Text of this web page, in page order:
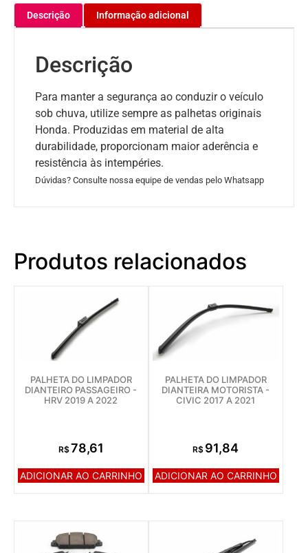
Descrição Informação adicional
Descrição
Para manter a segurança ao conduzir o veículo
sob chuva, utilize sempre as palhetas originais
Honda. Produzidas em material de alta
durabilidade, proporcionam maior aderência e
resistência às intempéries.
Dúvidas? Consulte nossa equipe de vendas pelo Whatsapp
Produtos relacionados
PALHETA DO LIMPADOR
DIANTEIRO PASSAGEIRO -
HRV 2019 A 2022
R$78,61
ADICIONAR AO CARRINHO
PALHETA DO LIMPADOR
DIANTEIRA MOTORISTA -
CIVIC 2017 A 2021
R$ 91,84
ADICIONAR AO CARRINHO